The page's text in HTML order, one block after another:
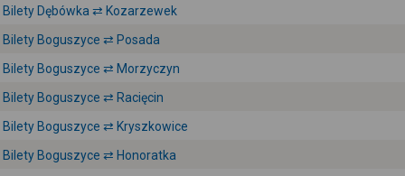
Bilety Dębówka ⇄ Kozarzewek
Bilety Boguszyce ⇄ Posada
Bilety Boguszyce ⇄ Morzyczyn
Bilety Boguszyce ⇄ Racięcin
Bilety Boguszyce ⇄ Kryszkowice
Bilety Boguszyce ⇄ Honoratka